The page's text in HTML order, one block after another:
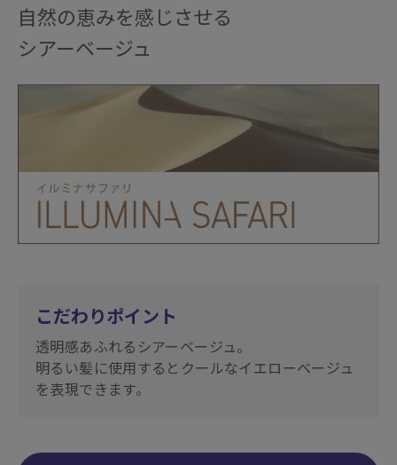
自然の恵みを感じさせる
シアーベージュ
こだわりポイント
透明感あふれるシアーベージュ。
明るい髪に使用するとクールなイエローベージュ
を表現できます。